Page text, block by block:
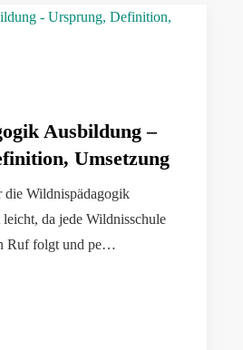
Ausbildung –
Umsetzung
Wildnispädagogik
da jede Wildnisschule
Ruf folgt und pe…